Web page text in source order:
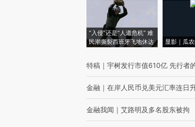
“入侵”还是“人道危机” 难
民潮撕裂西班牙飞地休达
显影｜瓜
特稿 ｜ 宇树发行市值610亿 先行者
金融 ｜ 在岸人民币兑美元汇率连日
金融我闻 ｜ 艾路明及多名股东被拘